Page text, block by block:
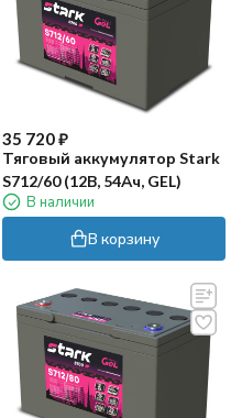
35 720₽
Тяговый аккумулятор Stark
S712/60 (12В, 54Ач, GEL)
В наличии
В корзину